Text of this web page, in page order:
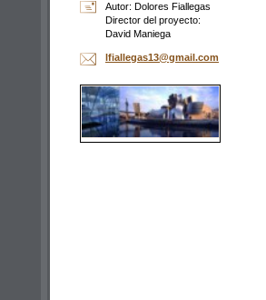
Autor: Dolores Fiallegas
Director del proyecto:
David Maniega
lfiallegas13@gmail.com